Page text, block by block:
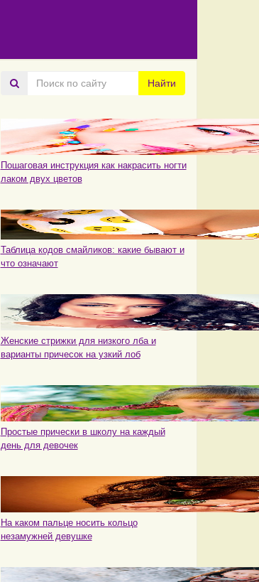
Поиск
по
Найти
Пошаговая инструкция как накрасить ногти
лаком двух цветов
Таблица кодов смайликов: какие бывают и
что означают
Женские стрижки для низкого лба и
варианты причесок на узкий лоб
Простые прически в школу на каждый
день для девочек
На каком пальце носить кольцо
незамужней девушке